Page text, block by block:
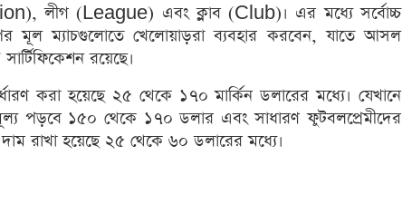
লীগ (League) এবং ক্লাব (Club)। এর মধ্যে সর্বোচ্চ
মূল ম্যাচগুলোতে খেলোয়াড়রা ব্যবহার করবেন, যাতে আসল
রয়েছে।
করা হয়েছে ২৫ থেকে ১৭০ মার্কিন ডলারের মধ্যে। যেখানে
পড়বে ১৫০ থেকে ১৭০ ডলার এবং সাধারণ ফুটবলপ্রেমীদের
রাখা হয়েছে ২৫ থেকে ৬০ ডলারের মধ্যে।